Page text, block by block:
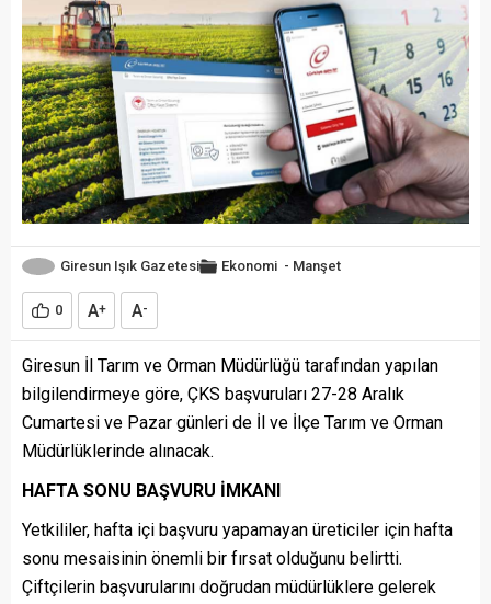
Giresun Işık Gazetesi Ekonomi - Manşet
0 A+ A-
Giresun İl Tarım ve Orman Müdürlüğü tarafından yapılan
bilgilendirmeye göre, ÇKS başvuruları 27-28 Aralık
Cumartesi ve Pazar günleri de İl ve İlçe Tarım ve Orman
Müdürlüklerinde alınacak.
HAFTA SONU BAŞVURU İMKANI
Yetkililer, hafta içi başvuru yapamayan üreticiler için hafta
sonu mesaisinin önemli bir fırsat olduğunu belirtti.
Çiftçilerin başvurularını doğrudan müdürlüklere gelerek